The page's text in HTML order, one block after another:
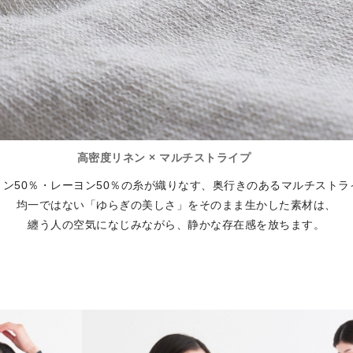
高密度リネン × マルチストライプ
ン50％・レーヨン50％の糸が織りなす、奥行きのあるマルチストラ
均一ではない「ゆらぎの美しさ」をそのまま生かした素材は、
纏う人の空気になじみながら、静かな存在感を放ちます。